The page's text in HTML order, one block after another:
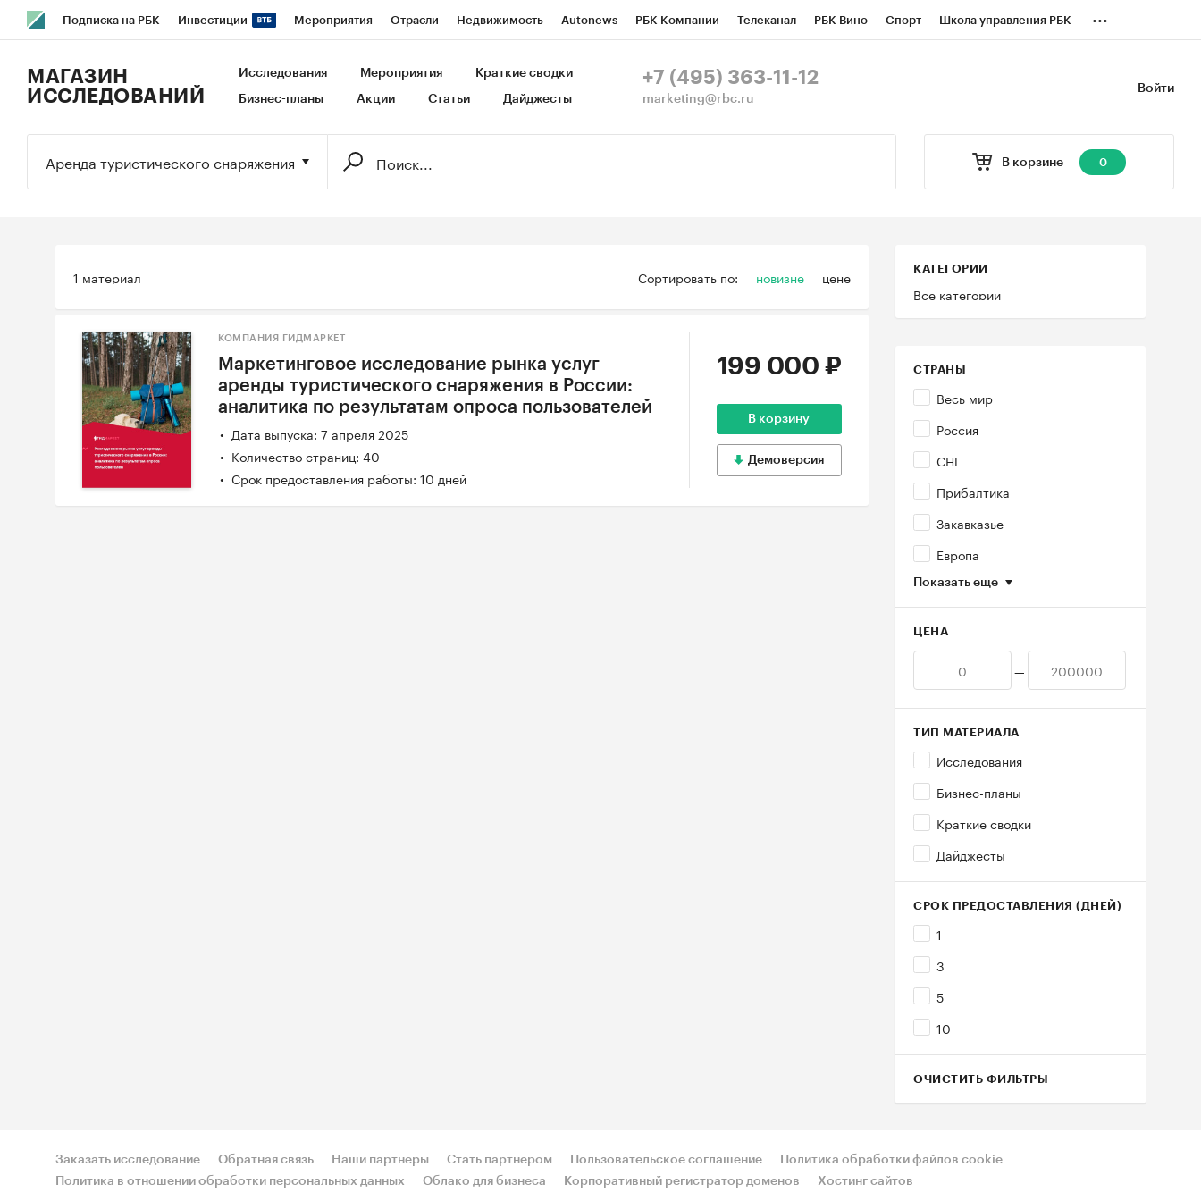
Подписка на РБК Инвестиции Мероприятия Отрасли Недвижимость Autonews РБК Компании Телеканал РБК Вино Спорт Школа управления РБК
Исследования Кредитные рейтинги Франшизы Газета Спецпроекты СПб Конференции СПб Спецпроекты
...
Войти
МАГАЗИН
ИССЛЕДОВАНИЙ
Исследования Мероприятия Краткие сводки
Бизнес-планы Акции Статьи Дайджесты
+7 (495) 363-11-12
marketing@rbc.ru
В корзине 0
Аренда туристического снаряжения
Сортировать по: новизне цене
1 материал КАТЕГОРИИ
Все категории
СТРАНЫ
Весь мир
Россия
СНГ
Прибалтика
Закавказье
Европа
Показать еще
ЦЕНА
—
ТИП МАТЕРИАЛА
Исследования
Бизнес-планы
Краткие сводки
Дайджесты
СРОК ПРЕДОСТАВЛЕНИЯ (ДНЕЙ)
1
3
5
10
ОЧИСТИТЬ ФИЛЬТРЫ
КОМПАНИЯ ГИДМАРКЕТ
Маркетинговое исследование рынка услуг
аренды туристического снаряжения в России:
аналитика по результатам опроса пользователей
Дата выпуска: 7 апреля 2025
Количество страниц: 40
Срок предоставления работы: 10 дней
199 000 ₽
В корзину
Демоверсия
Заказать исследование Обратная связь Наши партнеры Стать партнером Пользовательское соглашение
Политика обработки файлов cookie
Политика в отношении обработки персональных данных
Облако для бизнеса Корпоративный регистратор доменов Хостинг сайтов